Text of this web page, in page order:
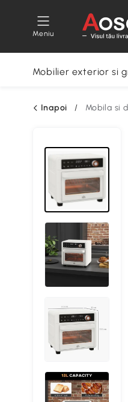
Meniu
Mobilier exterior si
Inapoi / Mobila si